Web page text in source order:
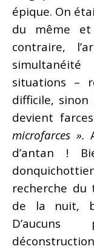
épique. On
du même et
contraire,
situations –
difficile, sinon
devient
microfarces ».
d’antan !
recherche du
de la nuit,